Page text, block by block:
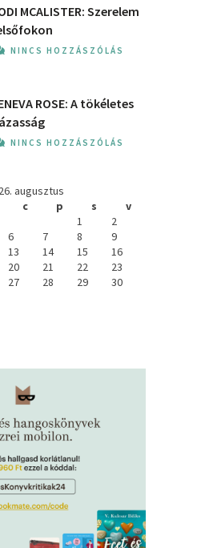
MCALISTER: Szerelem
NINCS HOZZÁSZÓLÁS
ROSE: A ​tökéletes
NINCS HOZZÁSZÓLÁS
augusztus
c p s
v
1
2
6 7 8
9
13 14 15
16
20 21 22
23
27 28 29
30